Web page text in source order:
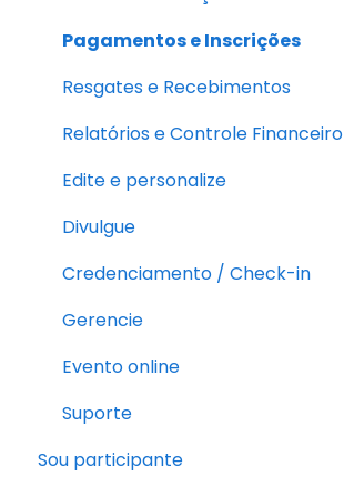
Pagamentos e Inscrições
Resgates e Recebimentos
Relatórios e Controle Financeiro
Edite e personalize
Divulgue
Credenciamento / Check-in
Gerencie
Evento online
Suporte
Sou participante